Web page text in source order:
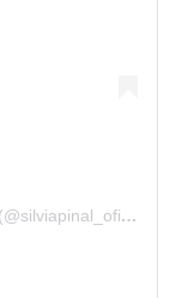
Una publicación compartida por Silvia Pinal (@silviapinal_oficial)